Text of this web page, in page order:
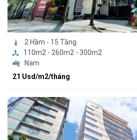
2 Hầm - 15 Tầng
110m2 - 260m2 - 300m2
Nam
21 Usd/m2/tháng